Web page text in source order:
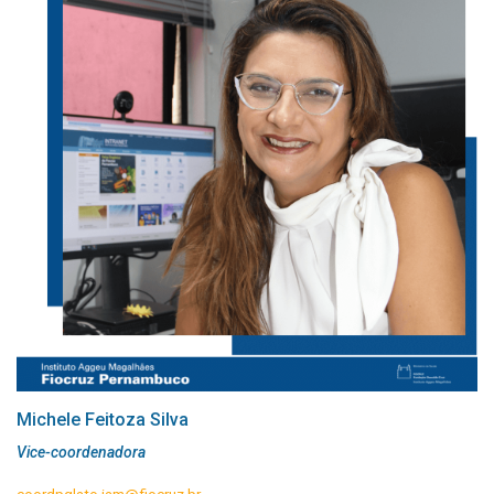
trezentos e trinta reais e quarenta e três centavos) em acordo
com a legislação vigente, e em acordo com a linha de
financiamento do programa, podendo ser bolsa paga pela
Secretaria Estadual de Saúde ou Ministério da Educação ou
Ministério da Saúde.
Carga horária do Curso: 5.760h
Nº de vagas para o IAM:18 vagas
Michele Feitoza Silva
Vice-coordenadora